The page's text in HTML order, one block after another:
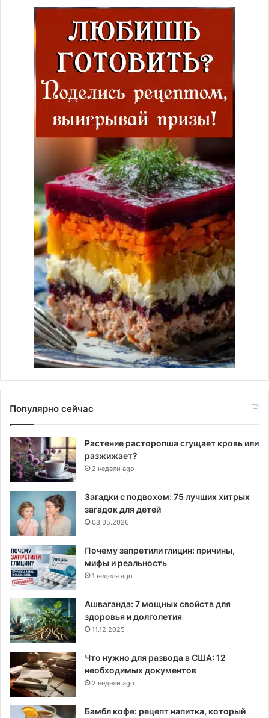
Популярно сейчас
Растение расторопша сгущает кровь или
разжижает?
2 недели ago
Загадки с подвохом: 75 лучших хитрых
загадок для детей
03.05.2026
Почему запретили глицин: причины,
мифы и реальность
1 неделя ago
Ашваганда: 7 мощных свойств для
здоровья и долголетия
11.12.2025
Что нужно для развода в США: 12
необходимых документов
2 недели ago
Бамбл кофе: рецепт напитка, который